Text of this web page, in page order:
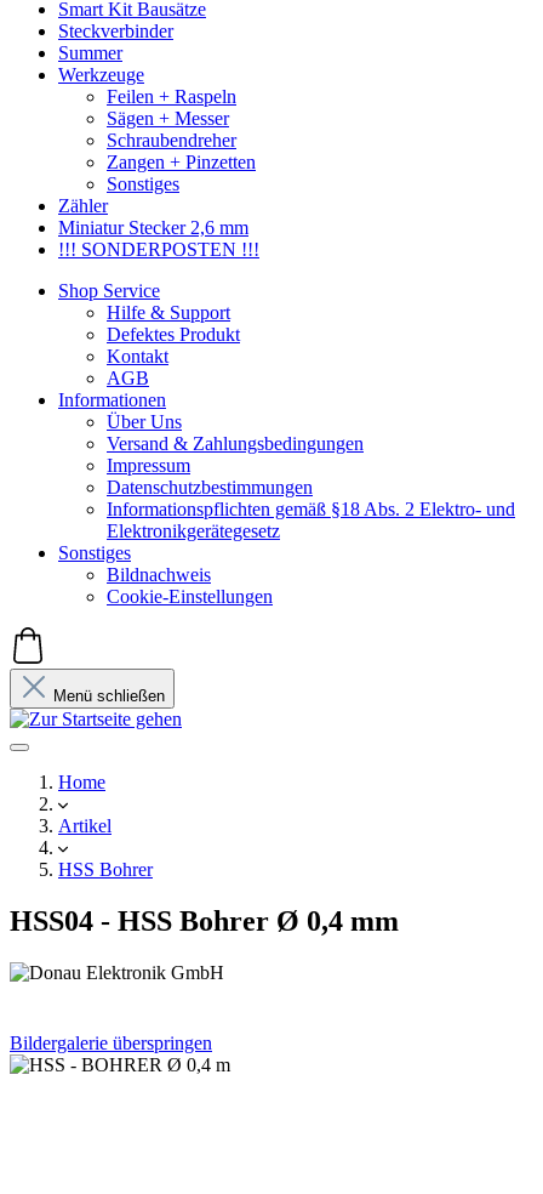
Smart Kit Bausätze
Steckverbinder
Summer
Werkzeuge
Feilen + Raspeln
Sägen + Messer
Schraubendreher
Zangen + Pinzetten
Sonstiges
Zähler
Miniatur Stecker 2,6 mm
!!! SONDERPOSTEN !!!
Shop Service
Hilfe & Support
Defektes Produkt
Kontakt
AGB
Informationen
Über Uns
Versand & Zahlungsbedingungen
Impressum
Datenschutzbestimmungen
Informationspflichten gemäß §18 Abs. 2 Elektro- und
Elektronikgerätegesetz
Sonstiges
Bildnachweis
Cookie-Einstellungen
Menü schließen
Home
Artikel
HSS Bohrer
HSS04 - HSS Bohrer Ø 0,4 mm
Bildergalerie überspringen